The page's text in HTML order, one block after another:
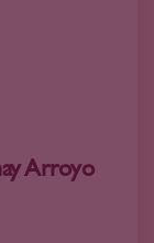
Arroyo